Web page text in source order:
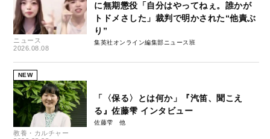
ニュース
2026.08.08
に無期懲役「自分はやってねぇ。誰かが
トドメさした」裁判で明かされた“他責ぶ
り”
集英社オンライン編集部ニュース班
NEW
教養・カルチャー
「〈保る〉とは何か」『汽笛、聞こえ
る』佐藤雫 インタビュー
佐藤雫